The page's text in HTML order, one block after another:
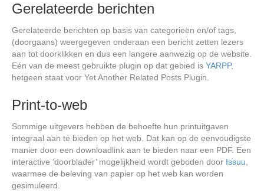
Gerelateerde berichten
Gerelateerde berichten op basis van categorieën en/of tags,
(doorgaans) weergegeven onderaan een bericht zetten lezers
aan tot doorklikken en dus een langere aanwezig op de website.
Eén van de meest gebruikte plugin op dat gebied is YARPP,
hetgeen staat voor Yet Another Related Posts Plugin.
Print-to-web
Sommige uitgevers hebben de behoefte hun printuitgaven
integraal aan te bieden op het web. Dat kan op de eenvoudigste
manier door een downloadlink aan te bieden naar een PDF. Een
interactive ‘doorblader’ mogelijkheid wordt geboden door Issuu
waarmee de beleving van papier op het web kan worden
gesimuleerd.